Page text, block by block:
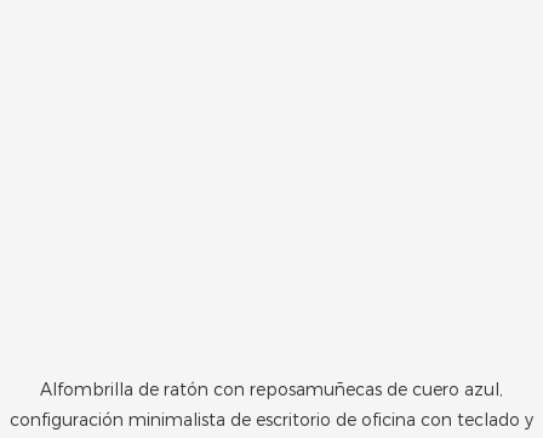
Alfombrilla de ratón con reposamuñecas de cuero azul,
configuración minimalista de escritorio de oficina con teclado y